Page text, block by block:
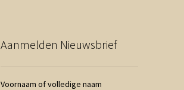
Aanmelden Nieuwsbrief
Voornaam of volledige naam